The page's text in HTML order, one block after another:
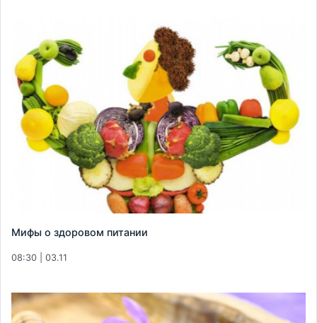
Мифы о здоровом питании
08:30 | 03.11